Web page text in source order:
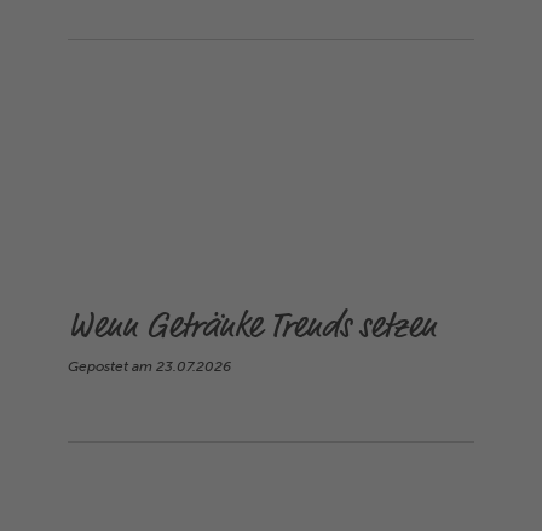
Wenn Getränke Trends setzen
Gepostet am 23.07.2026